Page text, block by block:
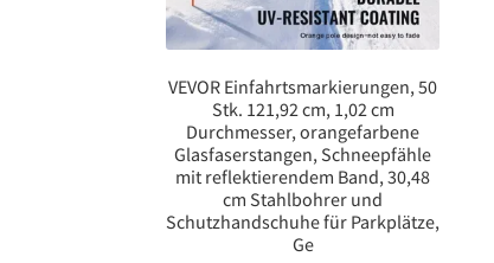
VEVOR Einfahrtsmarkierungen, 50
Stk. 121,92 cm, 1,02 cm
Durchmesser, orangefarbene
Glasfaserstangen, Schneepfähle
mit reflektierendem Band, 30,48
cm Stahlbohrer und
Schutzhandschuhe für Parkplätze,
Ge